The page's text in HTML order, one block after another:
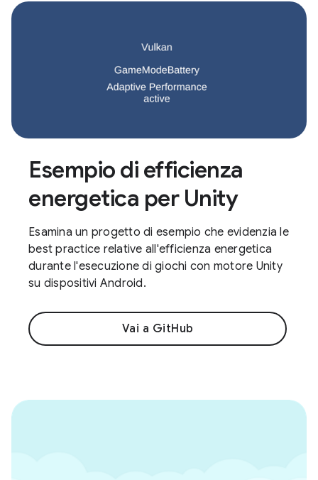
Esempio di efficienza
energetica per Unity
Esamina un progetto di esempio che evidenzia le
best practice relative all'efficienza energetica
durante l'esecuzione di giochi con motore Unity
su dispositivi Android.
Vai a GitHub